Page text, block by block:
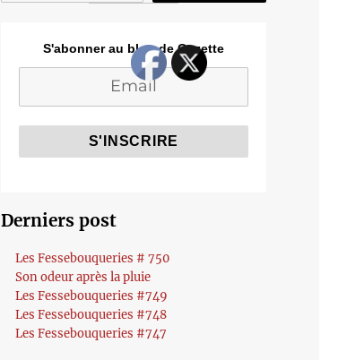
S'abonner au blog de Cozette
Derniers post
Les Fessebouqueries # 750
Son odeur après la pluie
Les Fessebouqueries #749
Les Fessebouqueries #748
Les Fessebouqueries #747